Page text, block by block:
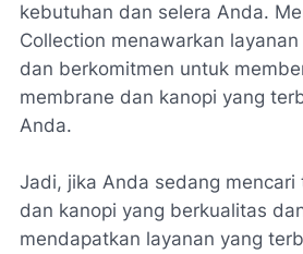
kebutuhan dan selera Anda.
Collection menawarkan
dan berkomitmen untuk
membrane dan kanopi yang
Anda.
Jadi, jika Anda sedang mencari
dan kanopi yang berkualitas
mendapatkan layanan yang